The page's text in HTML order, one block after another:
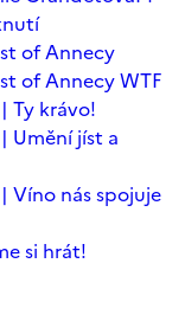
of Annecy
of Annecy WTF
Ty krávo!
Umění jíst a
Víno nás spojuje
si hrát!